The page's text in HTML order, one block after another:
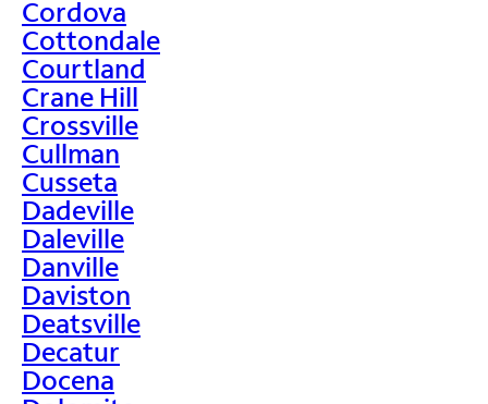
Cordova
Cottondale
Courtland
Crane Hill
Crossville
Cullman
Cusseta
Dadeville
Daleville
Danville
Daviston
Deatsville
Decatur
Docena